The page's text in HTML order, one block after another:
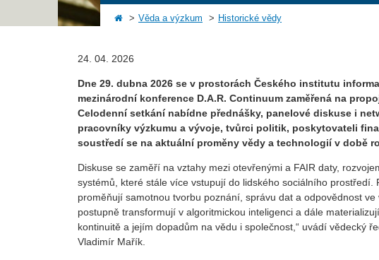
Věda a výzkum Historické vědy
24. 04. 2026
Dne 29. dubna 2026 se v prostorách Českého institutu
mezinárodní konference D.A.R. Continuum zaměřená na
Celodenní setkání nabídne přednášky, panelové diskuse i
pracovníky výzkumu a vývoje, tvůrci politik, poskytovateli
soustředí se na aktuální proměny vědy a technologií v době
Diskuse se zaměří na vztahy mezi otevřenými a FAIR daty,
systémů, které stále více vstupují do lidského sociálního
proměňují samotnou tvorbu poznání, správu dat a odpovědnost
postupně transformují v algoritmickou inteligenci a dále
kontinuitě a jejím dopadům na vědu i společnost,“ uvádí vědecký
Vladimír Mařík.